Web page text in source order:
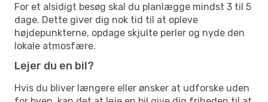
For et alsidigt besøg skal du planlægge mindst 3 til 5
dage. Dette giver dig nok tid til at opleve
højdepunkterne, opdage skjulte perler og nyde den
lokale atmosfære.
Lejer du en bil?
Hvis du bliver længere eller ønsker at udforske uden